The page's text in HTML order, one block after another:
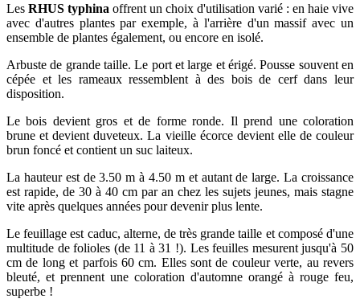
Les RHUS typhina offrent un choix d'utilisation varié : en haie vive
avec d'autres plantes par exemple, à l'arrière d'un massif avec un
ensemble de plantes également, ou encore en isolé.
Arbuste de grande taille. Le port et large et érigé. Pousse souvent en
cépée et les rameaux ressemblent à des bois de cerf dans leur
disposition.
Le bois devient gros et de forme ronde. Il prend une coloration
brune et devient duveteux. La vieille écorce devient elle de couleur
brun foncé et contient un suc laiteux.
La hauteur est de 3.50 m à 4.50 m et autant de large. La croissance
est rapide, de 30 à 40 cm par an chez les sujets jeunes, mais stagne
vite après quelques années pour devenir plus lente.
Le feuillage est caduc, alterne, de très grande taille et composé d'une
multitude de folioles (de 11 à 31 !). Les feuilles mesurent jusqu'à 50
cm de long et parfois 60 cm. Elles sont de couleur verte, au revers
bleuté, et prennent une coloration d'automne orangé à rouge feu,
superbe !